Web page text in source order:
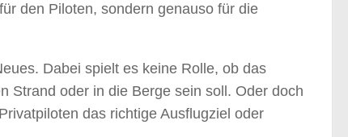
den Piloten, sondern genauso für die
Dabei spielt es keine Rolle, ob das
Strand oder in die Berge sein soll. Oder doch
das richtige Ausflugziel oder